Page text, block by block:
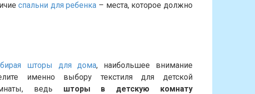
спальни для ребенка – места, которое должно
шторы для дома, наибольшее внимание
именно выбору текстиля для детской
ведь шторы в детскую комнату